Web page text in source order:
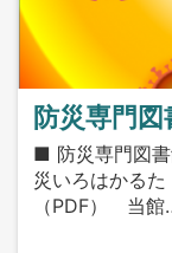
防災専門図
■ 防災専門図
災いろはかる
（PDF） 当